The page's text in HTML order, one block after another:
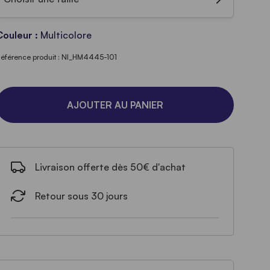
: Multicolore
produit : NI_HM4445-101
AJOUTER AU PANIER
Livraison offerte dès 50€ d'achat
Retour sous 30 jours